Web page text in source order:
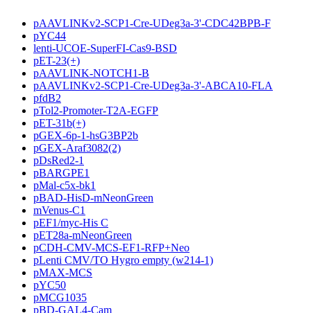
pAAVLINKv2-SCP1-Cre-UDeg3a-3'-CDC42BPB-F
pYC44
lenti-UCOE-SuperFI-Cas9-BSD
pET-23(+)
pAAVLINK-NOTCH1-B
pAAVLINKv2-SCP1-Cre-UDeg3a-3'-ABCA10-FLA
pfdB2
pTol2-Promoter-T2A-EGFP
pET-31b(+)
pGEX-6p-1-hsG3BP2b
pGEX-Araf3082(2)
pDsRed2-1
pBARGPE1
pMal-c5x-bk1
pBAD-HisD-mNeonGreen
mVenus-C1
pEF1/myc-His C
pET28a-mNeonGreen
pCDH-CMV-MCS-EF1-RFP+Neo
pLenti CMV/TO Hygro empty (w214-1)
pMAX-MCS
pYC50
pMCG1035
pBD-GAL4-Cam